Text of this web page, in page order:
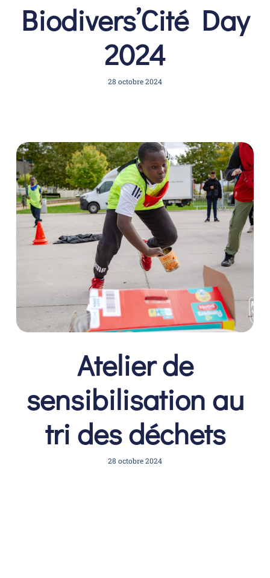
Biodivers’Cité Day
2024
28 octobre 2024
Atelier de
sensibilisation au
tri des déchets
28 octobre 2024